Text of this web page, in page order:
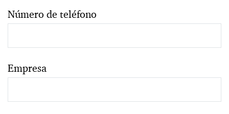
Número de teléfono
Empresa